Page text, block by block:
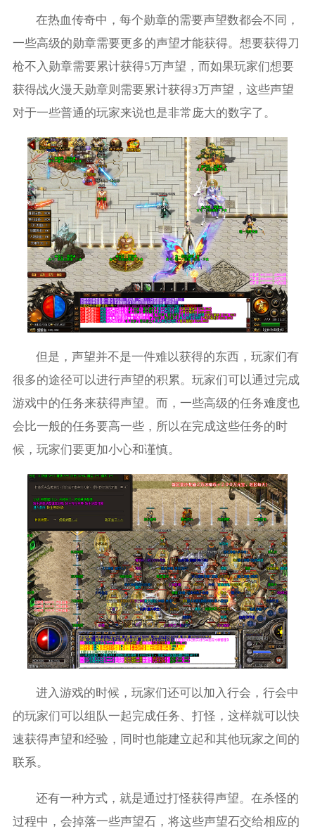
在热血传奇中，每个勋章的需要声望数都会不同，
一些高级的勋章需要更多的声望才能获得。想要获得刀
枪不入勋章需要累计获得5万声望，而如果玩家们想要
获得战火漫天勋章则需要累计获得3万声望，这些声望
对于一些普通的玩家来说也是非常庞大的数字了。
但是，声望并不是一件难以获得的东西，玩家们有
很多的途径可以进行声望的积累。玩家们可以通过完成
游戏中的任务来获得声望。而，一些高级的任务难度也
会比一般的任务要高一些，所以在完成这些任务的时
候，玩家们要更加小心和谨慎。
进入游戏的时候，玩家们还可以加入行会，行会中
的玩家们可以组队一起完成任务、打怪，这样就可以快
速获得声望和经验，同时也能建立起和其他玩家之间的
联系。
还有一种方式，就是通过打怪获得声望。在杀怪的
过程中，会掉落一些声望石，将这些声望石交给相应的